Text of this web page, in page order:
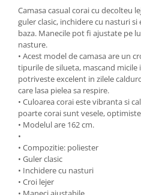
Camasa casual corai cu decolteu
guler clasic, inchidere cu nasturi
baza. Manecile pot fi ajustate pe
nasture.
• Acest model de camasa are un
tipurile de silueta, mascand micile
potriveste excelent in zilele
care lasa pielea sa respire.
• Culoarea corai este vibranta si
poarte corai sunt vesele,
• Modelul are 162 cm.
•
• Compozitie: poliester
• Guler clasic
• Inchidere cu nasturi
• Croi lejer